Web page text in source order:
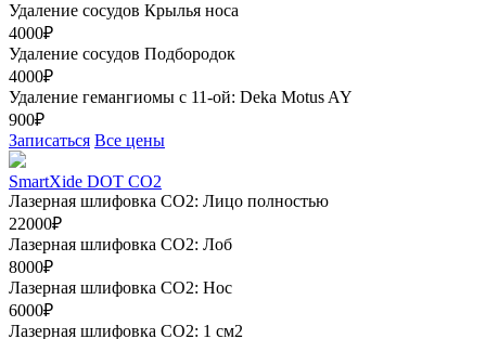
Удаление сосудов Крылья носа
4000₽
Удаление сосудов Подбородок
4000₽
Удаление гемангиомы с 11-ой: Deka Motus AY
900₽
Записаться Все цены
SmartXide DOT CO2
Лазерная шлифовка CO2: Лицо полностью
22000₽
Лазерная шлифовка СО2: Лоб
8000₽
Лазерная шлифовка СО2: Нос
6000₽
Лазерная шлифовка СО2: 1 см2